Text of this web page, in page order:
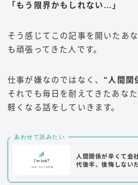
「もう限界かもしれない…」
そう感じてこの記事を開いたあ
も頑張ってきた人です。
仕事が嫌なのではなく、 “人間関
それでも毎日を耐えてきたあな
軽くなる話をしていきます。
あわせて読みたい
人間関係が辛くて会
代後半、後悔しない